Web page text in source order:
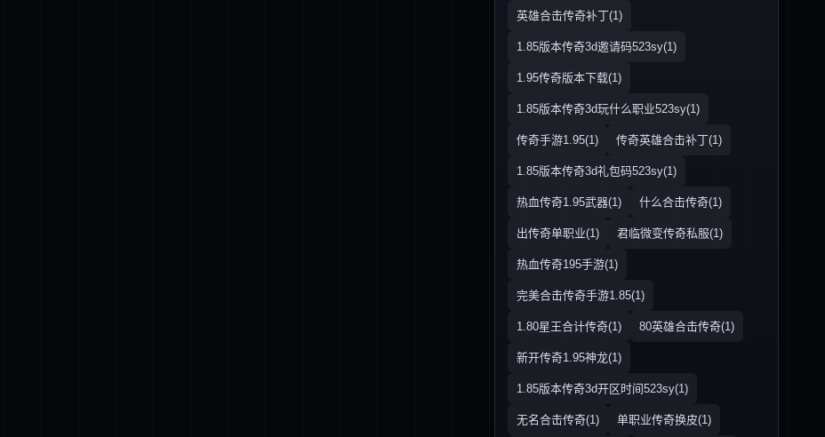
英雄合击传奇补丁(1)
1.85版本传奇3d邀请码523sy(1)
1.95传奇版本下载(1)
1.85版本传奇3d玩什么职业523sy(1)
传奇手游1.95(1) 传奇英雄合击补丁(1)
1.85版本传奇3d礼包码523sy(1)
热血传奇1.95武器(1) 什么合击传奇(1)
出传奇单职业(1) 君临微变传奇私服(1)
热血传奇195手游(1)
完美合击传奇手游1.85(1)
1.80星王合计传奇(1) 80英雄合击传奇(1)
新开传奇1.95神龙(1)
1.85版本传奇3d开区时间523sy(1)
无名合击传奇(1) 单职业传奇换皮(1)